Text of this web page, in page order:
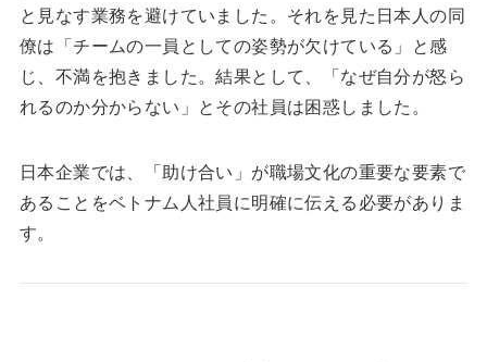
と見なす業務を避けていました。それを見た日本人の同
僚は「チームの一員としての姿勢が欠けている」と感
じ、不満を抱きました。結果として、「なぜ自分が怒ら
れるのか分からない」とその社員は困惑しました。
日本企業では、「助け合い」が職場文化の重要な要素で
あることをベトナム人社員に明確に伝える必要がありま
す。